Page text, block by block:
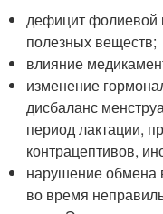
дефицит фолиевой
полезных веществ;
влияние
изменение
дисбаланс
период лактации,
контрацептивов,
нарушение обмена
во время